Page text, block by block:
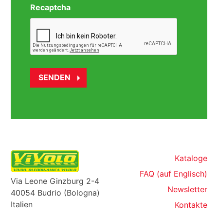
Recaptcha
Via Leone Ginzburg 2-4
40054 Budrio (Bologna)
Italien
Kataloge
FAQ (auf Englisch)
Newsletter
Kontakte